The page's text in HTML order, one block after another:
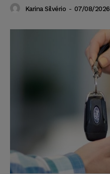
Karina Silvério - 07/08/2026